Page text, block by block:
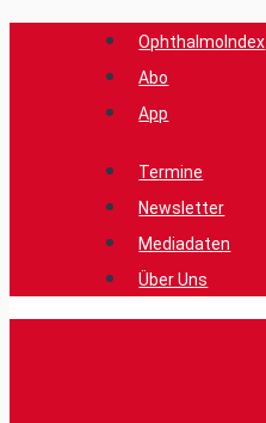
OphthalmoIndex
Abo
App
Termine
Newsletter
Mediadaten
Über Uns